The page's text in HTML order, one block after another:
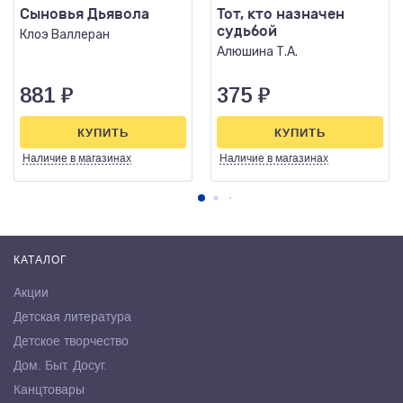
Сыновья Дьявола
Клоэ Валлеран
881 ₽
Наличие в магазинах
КУПИТЬ
Тот, кто назначен
судьбой
Алюшина Т.А.
375 ₽
Наличие в магазинах
КУПИТЬ
КАТАЛОГ
Акции
Детская литература
Детское творчество
Дом. Быт. Досуг.
Канцтовары